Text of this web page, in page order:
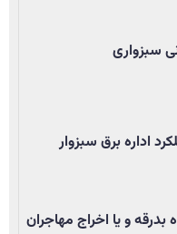
سبزواری
اداره برق سبزوار
بدرقه و یا اخراج مهاجران